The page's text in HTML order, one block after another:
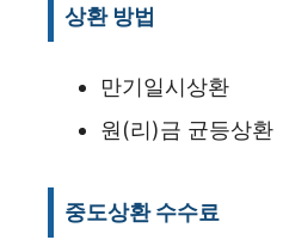
상환 방법
만기일시상환
원(리)금 균등상환
중도상환 수수료